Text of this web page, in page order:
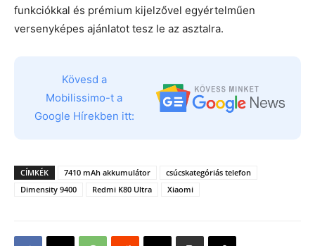
funkciókkal és prémium kijelzővel egyértelműen
versenyképes ajánlatot tesz le az asztalra.
Kövesd a
Mobilissimo-t a
Google Hírekben itt:
CÍMKÉK 7410 mAh akkumulátor
csúcskategóriás telefon
Dimensity 9400
Redmi K80 Ultra Xiaomi